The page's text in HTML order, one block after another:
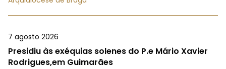
7 agosto 2026
Presidiu às exéquias solenes do P.e Mário Xavier
Rodrigues,em Guimarães